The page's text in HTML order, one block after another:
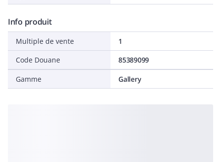
Info produit
Multiple de vente
1
Code Douane
85389099
Gamme Gallery